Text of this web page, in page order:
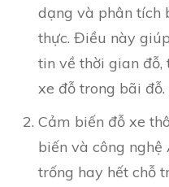
dạng và phân tích
thực. Điều này
tin về thời gian đỗ,
xe đỗ trong bãi đỗ.
Cảm biến đỗ xe
biến và công
trống hay hết chỗ